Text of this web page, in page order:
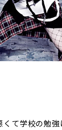
て学校の勉強